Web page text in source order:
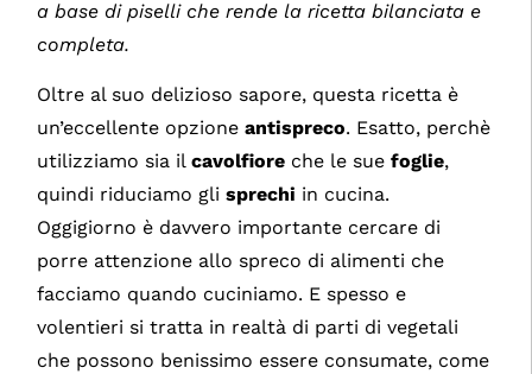
a base di piselli che rende la ricetta bilanciata e
completa.
Oltre al suo delizioso sapore, questa ricetta è
un’eccellente opzioneantispreco. Esatto, perchè
utilizziamo sia ilcavolfiore che le suefoglie,
quindi riduciamo glisprechi in cucina.
Oggigiorno è davvero importante cercare di
porre attenzione allo spreco di alimenti che
facciamo quando cuciniamo. E spesso e
volentieri si tratta in realtà di parti di vegetali
che possono benissimo essere consumate, come